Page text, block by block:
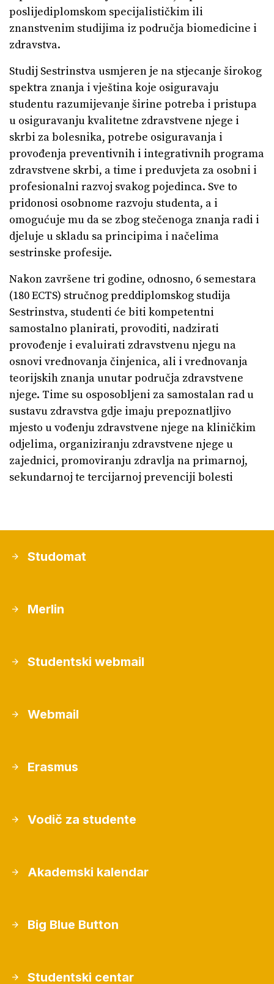
poslijediplomskom specijalističkim ili
znanstvenim studijima iz područja biomedicine i
zdravstva.
Studij Sestrinstva usmjeren je na stjecanje širokog
spektra znanja i vještina koje osiguravaju
studentu razumijevanje širine potreba i pristupa
u osiguravanju kvalitetne zdravstvene njege i
skrbi za bolesnika, potrebe osiguravanja i
provođenja preventivnih i integrativnih programa
zdravstvene skrbi, a time i preduvjeta za osobni i
profesionalni razvoj svakog pojedinca. Sve to
pridonosi osobnome razvoju studenta, a i
omogućuje mu da se zbog stečenoga znanja radi i
djeluje u skladu sa principima i načelima
sestrinske profesije.
Nakon završene tri godine, odnosno, 6 semestara
(180 ECTS) stručnog preddiplomskog studija
Sestrinstva, studenti će biti kompetentni
samostalno planirati, provoditi, nadzirati
provođenje i evaluirati zdravstvenu njegu na
osnovi vrednovanja činjenica, ali i vrednovanja
teorijskih znanja unutar područja zdravstvene
njege. Time su osposobljeni za samostalan rad u
sustavu zdravstva gdje imaju prepoznatljivo
mjesto u vođenju zdravstvene njege na kliničkim
odjelima, organiziranju zdravstvene njege u
zajednici, promoviranju zdravlja na primarnoj,
sekundarnoj te tercijarnoj prevenciji bolesti
Studomat
Merlin
Studentski webmail
Webmail
Erasmus
Vodič za studente
Akademski kalendar
Big Blue Button
Studentski centar